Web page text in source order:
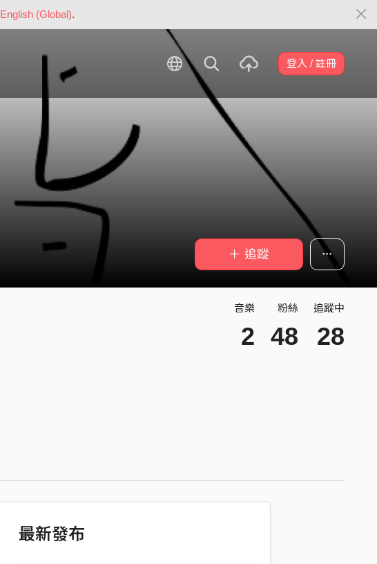
English (Global).
登入 / 註冊
＋ 追蹤
音樂
2
粉絲
48
追蹤中
28
最新發布